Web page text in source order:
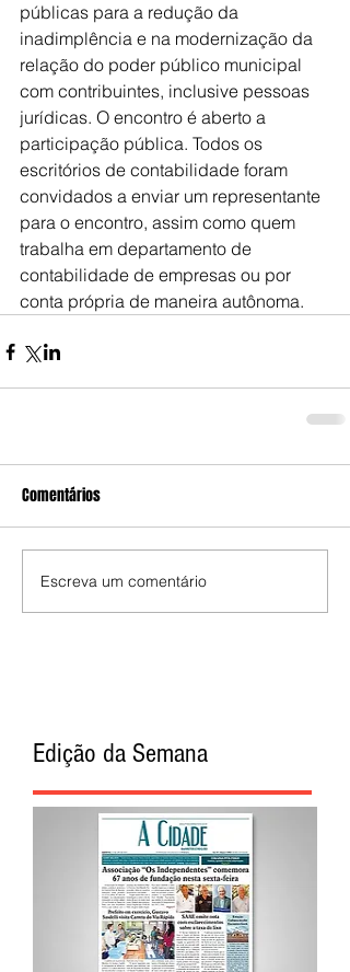
públicas para a redução da
inadimplência e na modernização da
relação do poder público municipal
com contribuintes, inclusive pessoas
jurídicas. O encontro é aberto a
participação pública. Todos os
escritórios de contabilidade foram
convidados a enviar um representante
para o encontro, assim como quem
trabalha em departamento de
contabilidade de empresas ou por
conta própria de maneira autônoma.
Comentários
Escreva um comentário
Edição da Semana